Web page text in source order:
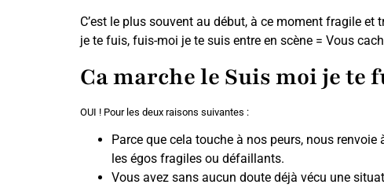
C’est le plus souvent au début, à ce moment fragile
je te fuis, fuis-moi je te suis entre en scène = Vous
Ca marche le Suis moi je te
OUI ! Pour les deux raisons suivantes :
Parce que cela touche à nos peurs, nous
les égos fragiles ou défaillants.
Vous avez sans aucun doute déjà vécu une